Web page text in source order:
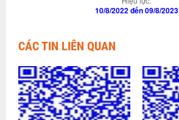
10/8/2022 đến 09/8/2023
CÁC TIN LIÊN QUAN